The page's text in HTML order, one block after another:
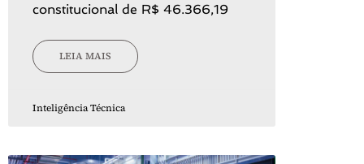
constitucional de R$ 46.366,19
LEIA MAIS
Inteligência Técnica